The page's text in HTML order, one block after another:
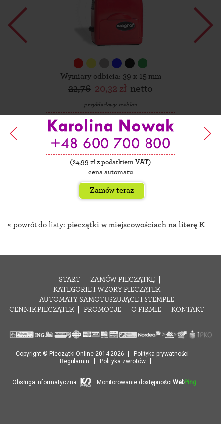
Wymiary odbicia: 39 x 15 mm
22,76 20,32 zł netto
przykładowy szablon
(24,99 zł z podatkiem VAT)
cena automatu
Zamów teraz
« powrót do listy: pieczątki w miejscowościach na literę K
START
ZAMÓW PIECZĄTKĘ
KATEGORIE I WZORY PIECZĄTEK
AUTOMATY SAMOTUSZUJĄCE I STEMPLE
CENNIK PIECZĄTEK
PROMOCJE O FIRMIE KONTAKT
Copyright © Pieczątki Online 2014-2026
Polityka prywatności
Regulamin
Polityka zwrotów
Obsługa informatyczna Monitorowanie dostępności WebPing